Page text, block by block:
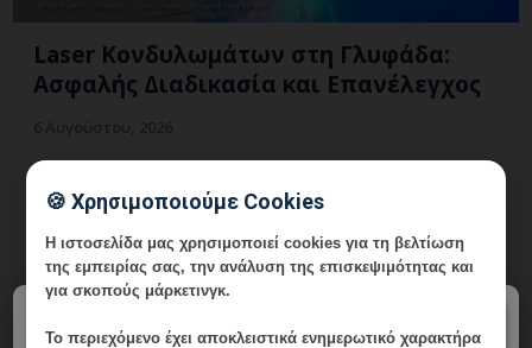
Laser Κονδυλωμάτων στη Γλυφάδα:
Ασφαλής Διαδικασία και Επανέλεγχος
Laser Κονδυλωμάτων στη Γλυφάδα: εξατομικευμένη
γυναικολογική αξιολόγηση, σαφές πλάνο
Clinic Γλυφάδας.
🍪 Χρησιμοποιούμε Cookies
Η ιστοσελίδα μας χρησιμοποιεί cookies για τη βελτίωση
της εμπειρίας σας, την ανάλυση της επισκεψιμότητας και
για σκοπούς μάρκετινγκ.
Το περιεχόμενο έχειαποκλειστικά ενημερωτικό χαρακτήρα